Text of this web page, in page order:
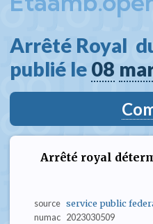
Arrêté Royal
publié le 08
Arrêté royal
source service public
numac 2023030509